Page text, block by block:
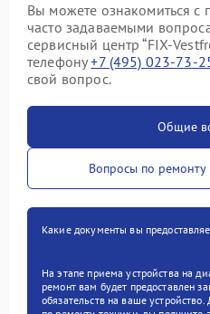
Вы можете ознакомиться
часто задаваемыми
сервисный центр “FIX-
телефону+7 (495) 023-73-
свой вопрос.
Общие
Вопросы по
Какие документы вы
На этапе приема устройства на
ремонт вам будет предоставлен
обязательств на ваше